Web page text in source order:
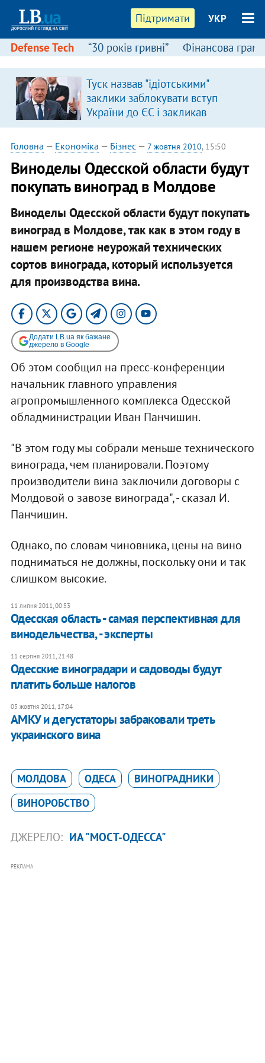
Підтримати УКР
Defense Tech “30 років гривні” Фінансова
Туск назвав "ідіотськими"
заклики заблокувати вступ
України до ЄС і закликав
припинити антиукраїнську
риторику
Головна — Економіка — Бізнес— 7 жовтня 2010, 15:50
Виноделы Одесской области будут
покупать виноград в Молдове
Виноделы Одесской области будут покупать
виноград в Молдове, так как в этом году в
нашем регионе неурожай технических
сортов винограда, который используется
для производства вина.​
Додати LB.ua як бажане
джерело в Google
Об этом сообщил на пресс-конференции
начальник главного управления
агропромышленного комплекса Одесской
обладминистрации Иван Панчишин.
"В этом году мы собрали меньше технического
винограда, чем планировали. Поэтому
производители вина заключили договоры с
Молдовой о завозе винограда", - сказал И.
Панчишин.
Однако, по словам чиновника, цены на вино
подниматься не должны, поскольку они и так
слишком высокие.
11 липня 2011, 00:53
Одесская область - самая перспективная для
винодельчества, - эксперты
11 серпня 2011, 21:48
Одесские виноградари и садоводы будут
платить больше налогов
05 жовтня 2011, 17:04
АМКУ и дегустаторы забраковали треть
украинского вина
МОЛДОВА ОДЕСА
ВИНОГРАДНИКИ
ВИНОРОБСТВО
ДЖЕРЕЛО: ИА "МОСТ-ОДЕССА"
РЕКЛАМА